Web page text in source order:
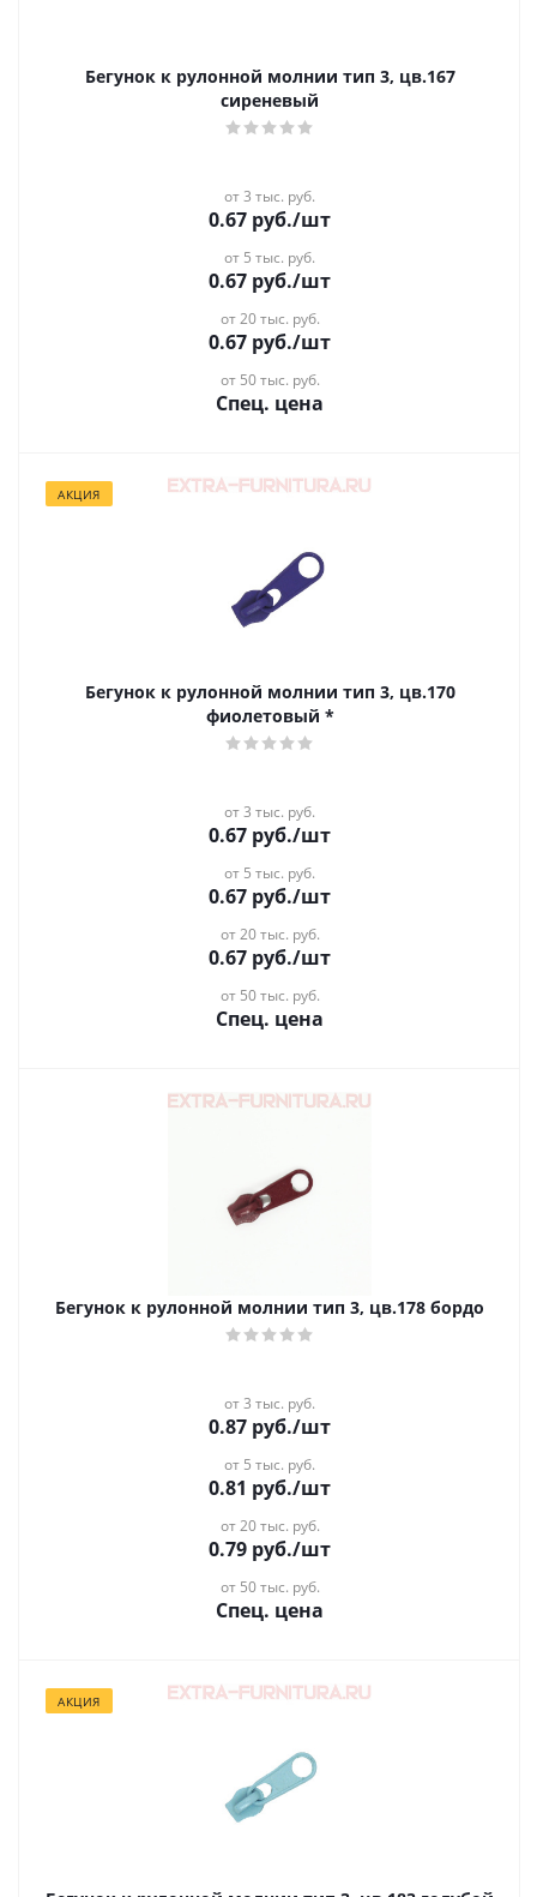
Бегунок к рулонной молнии тип 3, цв.167
сиреневый
от 3 тыс. руб.
0.67 руб./шт
от 5 тыс. руб.
0.67 руб./шт
от 20 тыс. руб.
0.67 руб./шт
от 50 тыс. руб.
Спец. цена
АКЦИЯ
Бегунок к рулонной молнии тип 3, цв.170
фиолетовый *
от 3 тыс. руб.
0.67 руб./шт
от 5 тыс. руб.
0.67 руб./шт
от 20 тыс. руб.
0.67 руб./шт
от 50 тыс. руб.
Спец. цена
Бегунок к рулонной молнии тип 3, цв.178 бордо
от 3 тыс. руб.
0.87 руб./шт
от 5 тыс. руб.
0.81 руб./шт
от 20 тыс. руб.
0.79 руб./шт
от 50 тыс. руб.
Спец. цена
АКЦИЯ